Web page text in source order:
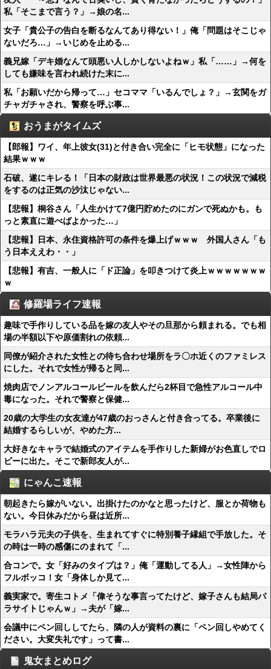
私「そこまで言う？」→娘の名...
女子「貴公子の告白を断るなんてあり得ない！」俺「問題はそこじゃ
ないだろ…」→いじめを止める...
義兄嫁「デキ婚なんて頭悪い人しかしないよねｗ」私「……」→何を
しても嫌味を言われ続けた末に...
私「お願いだから帰って…」セコママ「いるんでしょ？」→玄関をガ
チャガチャされ、警察を呼ぶ事...
おうまがタイムズ
【郎報】ワイ、年上彼女(31)と付き合い完全に「ヒモ状態」になった
結果ｗｗｗ
石破、遂にキレる！「日本の財政は世界最悪の状況！この状況で減税
をするのは正気の沙汰じゃない...
【悲報】桐谷さん「人生かけて7億円貯めたのにガンで死ぬかも。も
っと素直に遊べばよかった…」
【悲報】日本、永住資格許可の条件を爆上げｗｗｗ 外国人さん「も
う日本ええわ・・」
【悲報】有吉、一般人に「ド正論」を叩きつけて炎上ｗｗｗｗｗｗｗ
ｗ
修羅場ライフ速報
趣味で手作りしている品を嫁の友人やその旦那から頼まれる。でも相
場の半額以下や原価割れの依頼...
同僚が紹介された女性との待ち合わせ場所をラ〇ホ近くのファミレス
にした。それで女性が帰ると同...
焼肉店でノンアルコールビールを飲んだら2杯目で急性アルコール中
毒になった。それで警察と保健...
20歳の大学生の女友達が47歳のおっさんと付き合ってる。卒業後に
結婚するらしいが、やめた方...
大好きなキャラで結婚式のアイテムを手作りした新婦がお色直しでロ
ビーに出た。そこで新郎友人が...
にゃんこ速報
朝起きたら嫁がいない。出掛けたのかなと思ったけど、服とか荷物も
ない。今日休みだから昼は近所...
モラハラ元夫の子供を、生まれてすぐに特別養子縁組で手放した。そ
の時は一時の感傷にのまれて「...
合コンで。女「好みのタイプは？」俺「運動してる人」→女性陣から
フルボッコ！女「身体しか見て...
義実家で。寄生コトメ「偉そうな事言ってたけど、嫁子さんも結局パ
ラサイトじゃんｗ」→夫が「嫁...
会議中にペン回ししてたら、隣の人が資料の裏に「ペン回しやめてく
ださい。大変失礼です」って書...
鬼女まとめログ